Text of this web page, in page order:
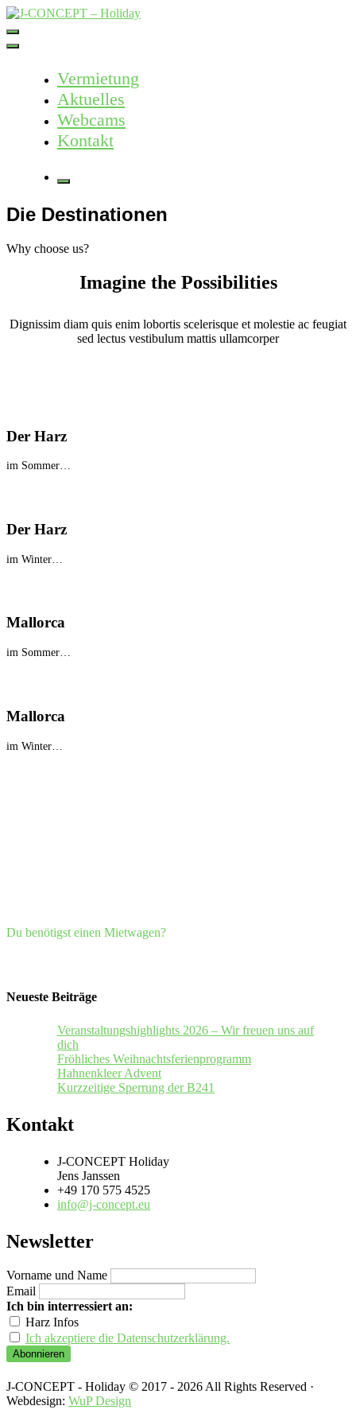
Skip
to
content
Vermietung
Aktuelles
Webcams
Kontakt
More
Die Destinationen
Why choose us?
Imagine the Possibilities
Dignissim diam quis enim lobortis scelerisque et molestie ac feugiat
sed lectus vestibulum mattis ullamcorper
Der Harz
im Sommer…
Der Harz
im Winter…
Mallorca
im Sommer…
Mallorca
im Winter…
Du benötigst einen Mietwagen?
Neueste Beiträge
Veranstaltungshighlights 2026 – Wir freuen uns auf
dich
Fröhliches Weihnachtsferienprogramm
Hahnenkleer Advent
Kurzzeitige Sperrung der B241
Kontakt
J-CONCEPT Holiday
Jens Janssen
+49 170 575 4525
info@j-concept.eu
Newsletter
Vorname und Name
Email
Ich bin interressiert an:
Harz Infos
Ich akzeptiere die Datenschutzerklärung.
J-CONCEPT - Holiday © 2017 - 2026 All Rights Reserved ·
Webdesign: WuP Design